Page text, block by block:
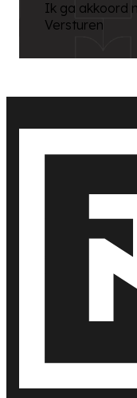
Ik ga akkoord
Versturen